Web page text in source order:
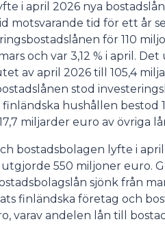
i april 2026 nya
motsvarande tid för ett år
för 110
och var 3,12 % i april.
av april 2026 till 105,4
stod
hushållen bestod
miljarder euro av övriga
bostadsbolagen lyfte i
550 miljoner euro.
sjönk från
finländska företag och
varav andelen lån till